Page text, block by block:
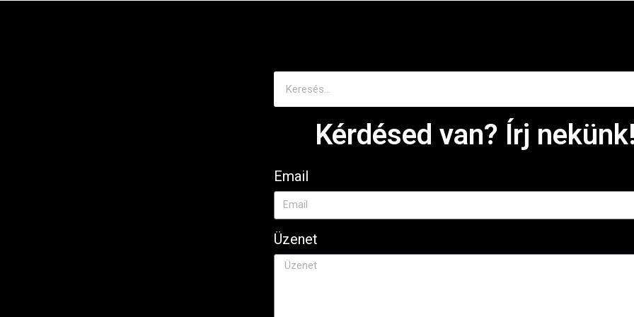
Kérdésed van? Írj
Email
Üzenet